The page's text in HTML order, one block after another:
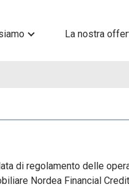
La nostra
di regolamento delle
Nordea Financial